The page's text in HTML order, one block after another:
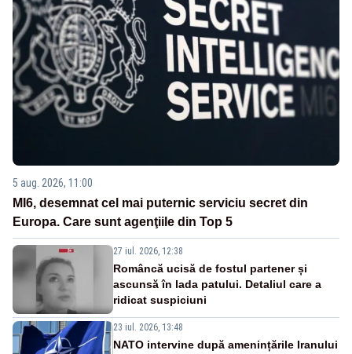
5 aug. 2026, 11:00
MI6, desemnat cel mai puternic serviciu secret din
Europa. Care sunt agenţiile din Top 5
27 iul. 2026, 12:38
Româncă ucisă de fostul partener și
ascunsă în lada patului. Detaliul care a
ridicat suspiciuni
23 iul. 2026, 13:48
NATO intervine după amenințările Iranului